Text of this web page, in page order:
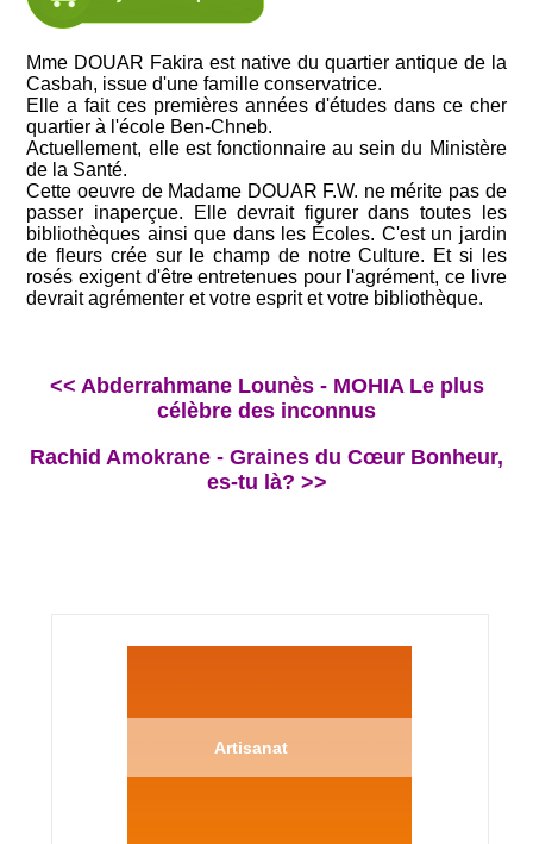
Mme DOUAR Fakira est native du quartier antique de la
Casbah, issue d'une famille conservatrice.
Elle a fait ces premières années d'études dans ce cher
quartier à l'école Ben-Chneb.
Actuellement, elle est fonctionnaire au sein du Ministère
de la Santé.
Cette oeuvre de Madame DOUAR F.W. ne mérite pas de
passer inaperçue. Elle devrait figurer dans toutes les
bibliothèques ainsi que dans les Écoles. C'est un jardin
de fleurs crée sur le champ de notre Culture. Et si les
rosés exigent d'être entretenues pour l'agrément, ce livre
devrait agrémenter et votre esprit et votre bibliothèque.
<< Abderrahmane Lounès - MOHIA Le plus
célèbre des inconnus
Rachid Amokrane - Graines du Cœur Bonheur,
es-tu là? >>
Artisanat